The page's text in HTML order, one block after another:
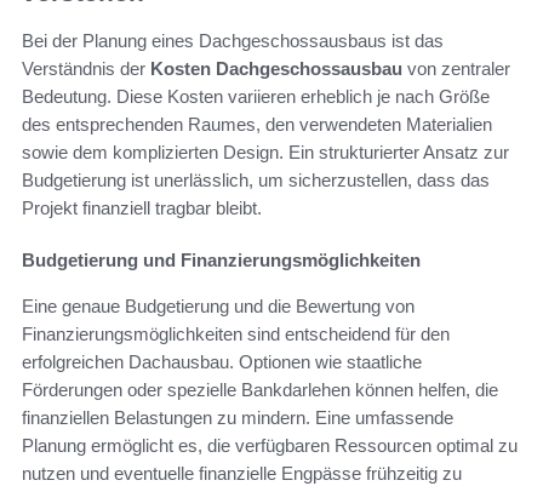
Bei der Planung eines Dachgeschossausbaus ist das
Verständnis der Kosten Dachgeschossausbau von zentraler
Bedeutung. Diese Kosten variieren erheblich je nach Größe
des entsprechenden Raumes, den verwendeten Materialien
sowie dem komplizierten Design. Ein strukturierter Ansatz zur
Budgetierung ist unerlässlich, um sicherzustellen, dass das
Projekt finanziell tragbar bleibt.
Budgetierung und Finanzierungsmöglichkeiten
Eine genaue Budgetierung und die Bewertung von
Finanzierungsmöglichkeiten sind entscheidend für den
erfolgreichen Dachausbau. Optionen wie staatliche
Förderungen oder spezielle Bankdarlehen können helfen, die
finanziellen Belastungen zu mindern. Eine umfassende
Planung ermöglicht es, die verfügbaren Ressourcen optimal zu
nutzen und eventuelle finanzielle Engpässe frühzeitig zu